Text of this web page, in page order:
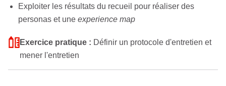
Exploiter les résultats du recueil pour réaliser des
personas et une experience map
Exercice pratique : Définir un protocole d'entretien et
mener l'entretien